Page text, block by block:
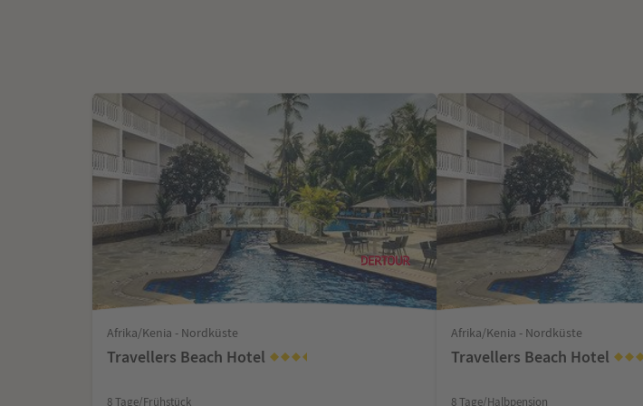
Afrika/Kenia - Nordküste
Travellers Beach Hotel
8 Tage/Frühstück
Afrika/Kenia - Nordküste
Travellers Beach Hotel
8 Tage/Halbpension